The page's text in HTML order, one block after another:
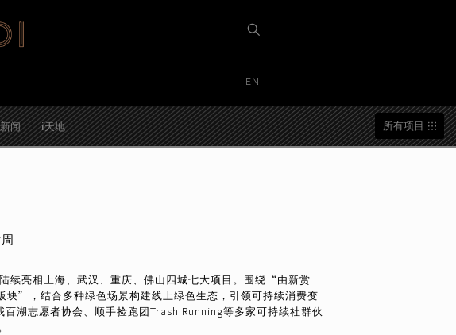
EN
新闻 i天地 所有项目
续亮相上海、武汉、重庆、佛山四城七大项目。围绕“由新赏
”，结合多种绿色场景构建线上绿色生态，引领可持续消费变
湖志愿者协会、顺手捡跑团Trash Running等多家可持续社群伙